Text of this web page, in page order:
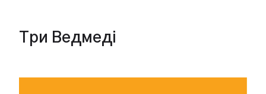
Три Ведмеді